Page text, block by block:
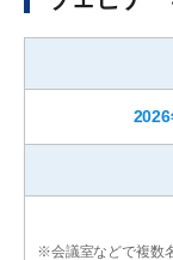
※会議室などで複数